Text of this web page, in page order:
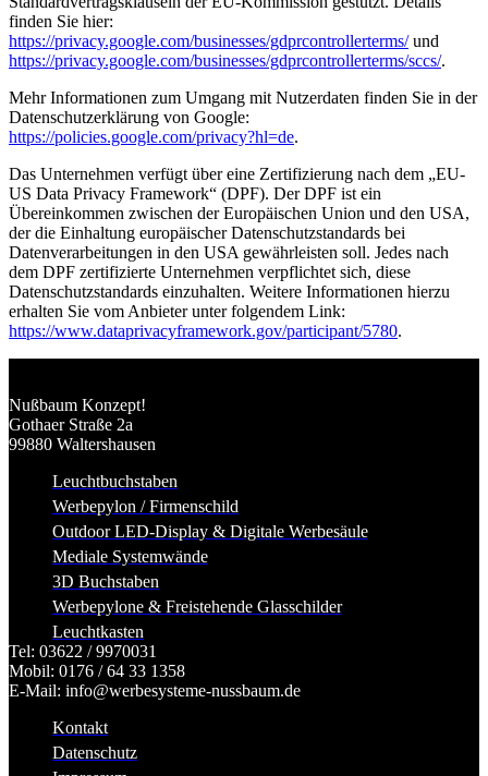
finden Sie hier:
https://privacy.google.com/businesses/gdprcontrollerterms/und
https://privacy.google.com/businesses/gdprcontrollerterms/sccs/.
Mehr Informationen zum Umgang mit Nutzerdaten finden Sie in der
Datenschutzerklärung von Google:
https://policies.google.com/privacy?hl=de.
Das Unternehmen verfügt über eine Zertifizierung nach dem „EU-
US Data Privacy Framework“ (DPF). Der DPF ist ein
Übereinkommen zwischen der Europäischen Union und den USA,
der die Einhaltung europäischer Datenschutzstandards bei
Datenverarbeitungen in den USA gewährleisten soll. Jedes nach
dem DPF zertifizierte Unternehmen verpflichtet sich, diese
Datenschutzstandards einzuhalten. Weitere Informationen hierzu
erhalten Sie vom Anbieter unter folgendem Link:
https://www.dataprivacyframework.gov/participant/5780.
Nußbaum Konzept!
Gothaer Straße 2a
99880 Waltershausen
Leuchtbuchstaben
Werbepylon / Firmenschild
Outdoor LED-Display & Digitale Werbesäule
Mediale Systemwände
3D Buchstaben
Werbepylone & Freistehende Glasschilder
Leuchtkasten
Tel: 03622 / 9970031
Mobil: 0176 / 64 33 1358
E-Mail: info@werbesysteme-nussbaum.de
Kontakt
Datenschutz